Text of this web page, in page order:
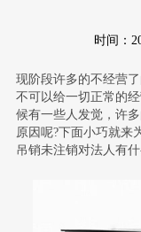
时间：
现阶段许多的不经营
不可以给一切正常的
候有一些人发觉，许
原因呢?下面小巧就来
吊销未注销对法人有